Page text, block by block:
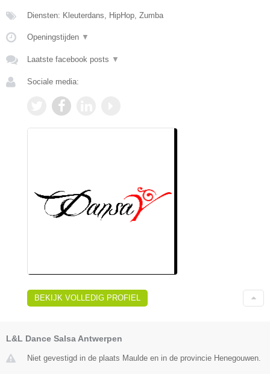
Diensten: Kleuterdans, HipHop, Zumba
Openingstijden ▼
Laatste facebook posts ▼
Sociale media:
BEKIJK VOLLEDIG PROFIEL
L&L Dance Salsa Antwerpen
Niet gevestigd in de plaats Maulde en in de provincie Henegouwen.